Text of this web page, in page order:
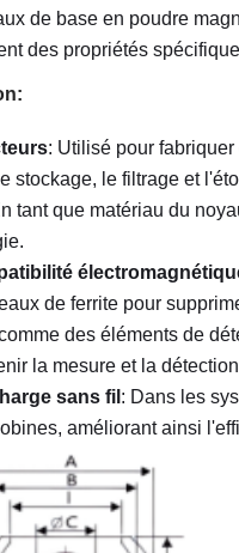
de base en poudre
des propriétés
: Utilisé pour
stockage, le filtrage et
tant que matériau du
de ferrite pour
des éléments de
la mesure et la
sans fil : Dans les
améliorant ainsi